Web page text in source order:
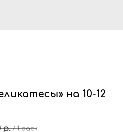
на 10-12
р. / 1 pack